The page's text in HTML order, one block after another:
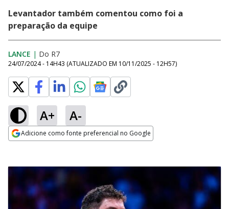
Levantador também comentou como foi a
preparação da equipe
LANCE | Do R7
24/07/2024 - 14H43 (ATUALIZADO EM 10/11/2025 - 12H57)
A+ A-
Adicione como fonte preferencial no Google